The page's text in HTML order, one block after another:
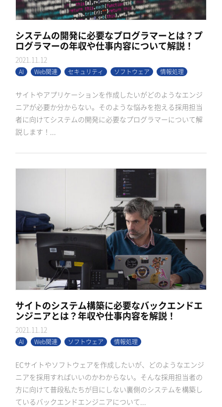
システムの開発に必要なプログラマーとは？プ
ログラマーの年収や仕事内容について解説！
2021.11.12
AI Web関連 セキュリティ ソフトウェア 情報処理
サイトやアプリケーションを作成したいがどのようなエンジ
ニアが必要か分からない。そのような悩みを抱える採用担当
者に向けてシステムの開発に必要なプログラマーについて解
説します！...
サイトのシステム構築に必要なバックエンドエ
ンジニアとは？年収や仕事内容を解説！
2021.11.12
AI Web関連 ソフトウェア 情報処理
ECサイトやソフトウェアを作成したいが、どのようなエンジ
ニアを採用すればいいのかわからない。そんな採用担当者の
方に向けて普段私たちが目にしない裏側のシステムを構築し
ているバックエンドエンジニアについて...